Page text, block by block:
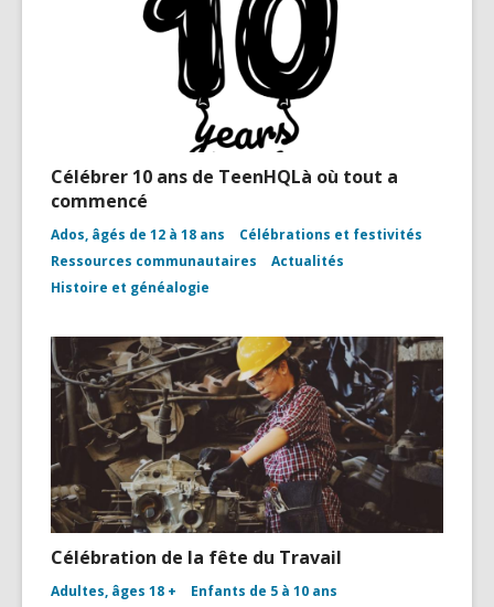
Célébrer 10 ans de TeenHQLà où tout a
commencé
Ados, âgés de 12 à 18 ans
Célébrations et festivités
Ressources communautaires
Actualités
Histoire et généalogie
Célébration de la fête du Travail
Adultes, âges 18 +
Enfants de 5 à 10 ans